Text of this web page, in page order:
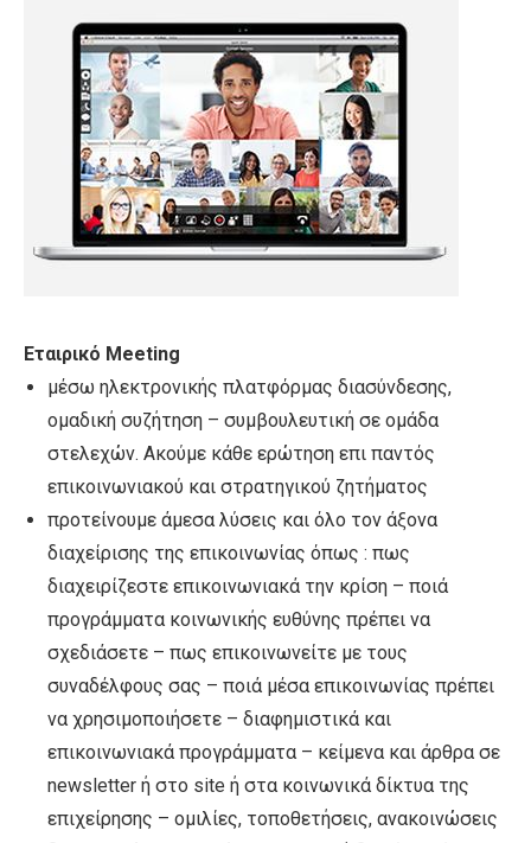
Εταιρικό Meeting
μέσω ηλεκτρονικής πλατφόρμας διασύνδεσης,
ομαδική συζήτηση – συμβουλευτική σε ομάδα
στελεχών. Ακούμε κάθε ερώτηση επι παντός
επικοινωνιακού και στρατηγικού ζητήματος
προτείνουμε άμεσα λύσεις και όλο τον άξονα
διαχείρισης της επικοινωνίας όπως : πως
διαχειρίζεστε επικοινωνιακά την κρίση – ποιά
προγράμματα κοινωνικής ευθύνης πρέπει να
σχεδιάσετε – πως επικοινωνείτε με τους
συναδέλφους σας – ποιά μέσα επικοινωνίας πρέπει
να χρησιμοποιήσετε – διαφημιστικά και
επικοινωνιακά προγράμματα – κείμενα και άρθρα σε
newsletter ή στο site ή στα κοινωνικά δίκτυα της
επιχείρησης – ομιλίες, τοποθετήσεις, ανακοινώσεις